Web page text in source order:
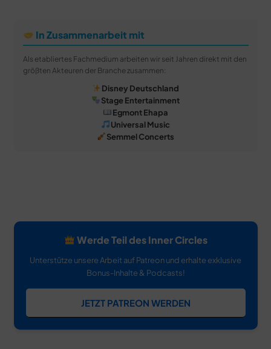
In Zusammenarbeit mit
Als etabliertes Fachmedium arbeiten wir seit Jahren direkt mit den
größten Akteuren der Branche zusammen:
Disney Deutschland
Stage Entertainment
Egmont Ehapa
Universal Music
Semmel Concerts
Werde Teil des Inner Circles
Unterstütze unsere Arbeit auf Patreon und erhalte exklusive
Bonus-Inhalte & Podcasts!
JETZT PATREON WERDEN